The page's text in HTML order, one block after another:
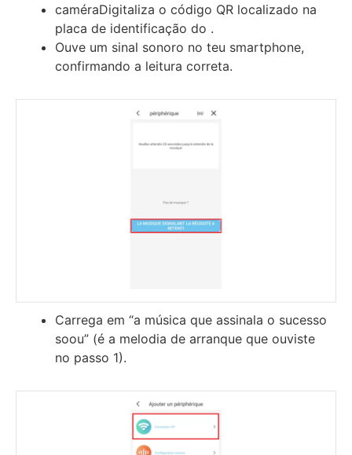
caméraDigitaliza o código QR localizado na
placa de identificação do .
Ouve um sinal sonoro no teu smartphone,
confirmando a leitura correta.
Carrega em “a música que assinala o sucesso
soou” (é a melodia de arranque que ouviste
no passo 1).